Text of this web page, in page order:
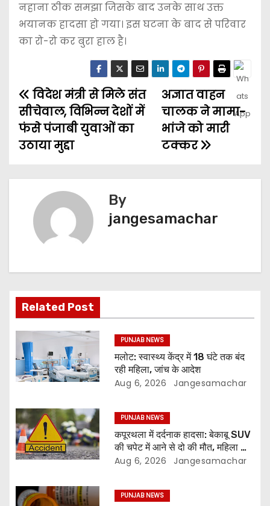
नहाना ठीक समझा जिसके बाद उनके साथ उक्त
भयानक हादसा हो गया। इस घटना के बाद से परिवार
का रो-रो कर बुरा हाल है।
अज्ञात वाहन
चालक ने मामा-
भांजे को मारी
टक्कर
विदेश मंत्री से मिले संत
सीचेवाल, विभिन्न देशों में
फंसे पंजाबी युवाओं का
उठाया मुद्दा
By
jangesamachar
Related Post
PUNJAB NEWS
मलोट: स्वास्थ्य केंद्र में 18 घंटे तक बंद
रही महिला, जांच के आदेश
Aug 6, 2026 Jangesamachar
PUNJAB NEWS
कपूरथला में दर्दनाक हादसा: बेकाबू SUV
की चपेट में आने से दो की मौत, महिला की
हालत गंभीर
Aug 6, 2026 Jangesamachar
PUNJAB NEWS